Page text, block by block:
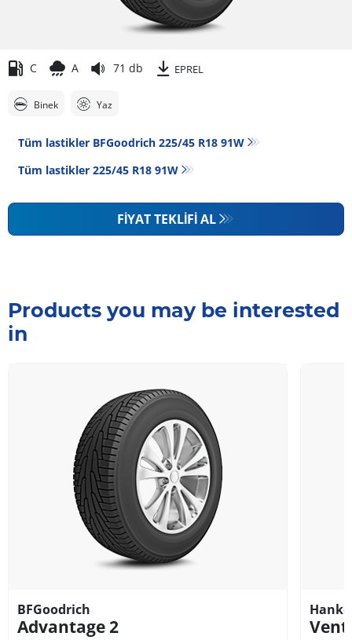
C A 71 db EPREL
Binek Yaz
Tüm lastikler BFGoodrich 225/45 R18 91W
Tüm lastikler‎ 225/45 R18 91W
FIYAT TEKLIFI AL
Products you may be interested
in
BFGoodrich
Advantage 2